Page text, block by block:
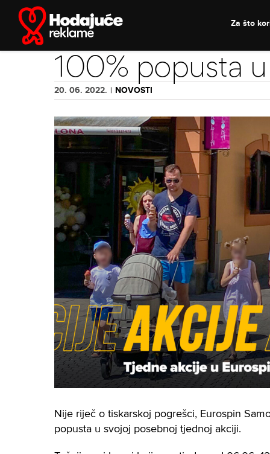
content
Za što
100% popusta
20. 06. 2022. | NOVOSTI
View
Larger
Image
Nije riječ o tiskarskoj pogrešci, Eurospin
popusta u svojoj posebnoj tjednoj akciji.